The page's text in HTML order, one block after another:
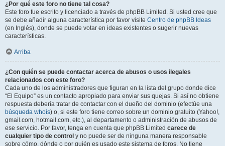
¿Por qué este foro no tiene tal cosa?
Este foro fue escrito y licenciado a través de phpBB Limited. Si usted cree que
se debe añadir alguna característica por favor visite Centro de phpBB Ideas
(en Inglés), donde se puede votar en ideas existentes o sugerir nuevas
características.
Arriba
¿Con quién se puede contactar acerca de abusos o usos ilegales
relacionados con este foro?
Cada uno de los administradores que figuran en la lista del grupo donde dice
“El Equipo” es un contacto apropiado para enviar sus quejas. Si así no obtiene
respuesta debería tratar de contactar con el dueño del dominio (efectúe una
búsqueda whois) o, si este foro tiene correo sobre un dominio gratuito (Yahoo!,
gmail.com, hotmail.com, etc.), al departamento o administración de abusos de
ese servicio. Por favor, tenga en cuenta que phpBB Limited carece de
cualquier tipo de control y no puede ser de ninguna manera responsable
sobre cómo, dónde o por quién es usado este sistema de foros. No tiene